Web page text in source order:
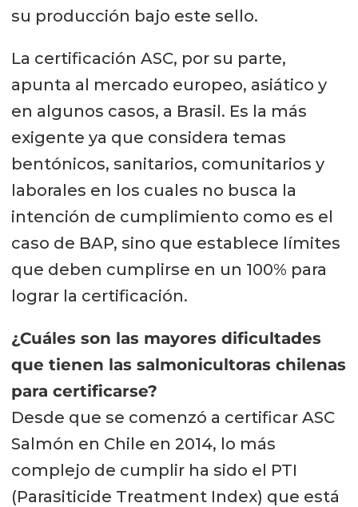
su producción bajo este sello.
La certificación ASC, por su parte,
apunta al mercado europeo, asiático y
en algunos casos, a Brasil. Es la más
exigente ya que considera temas
bentónicos, sanitarios, comunitarios y
laborales en los cuales no busca la
intención de cumplimiento como es el
caso de BAP, sino que establece límites
que deben cumplirse en un 100% para
lograr la certificación.
¿Cuáles son las mayores dificultades
que tienen las salmonicultoras chilenas
para certificarse?
Desde que se comenzó a certificar ASC
Salmón en Chile en 2014, lo más
complejo de cumplir ha sido el PTI
(Parasiticide Treatment Index) que está